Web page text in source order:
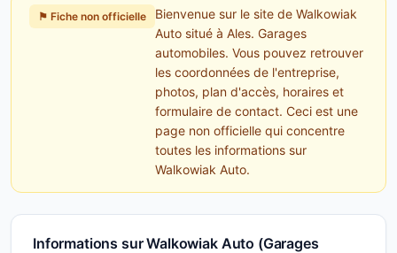
⚑ Fiche non officielle
Bienvenue sur le site de Walkowiak
Auto situé à Ales. Garages
automobiles. Vous pouvez retrouver
les coordonnées de l'entreprise,
photos, plan d'accès, horaires et
formulaire de contact. Ceci est une
page non officielle qui concentre
toutes les informations sur
Walkowiak Auto.
Informations sur Walkowiak Auto (Garages